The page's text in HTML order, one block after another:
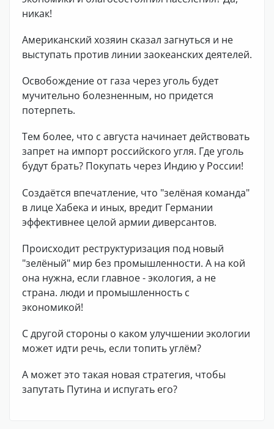
никак!
Американский хозяин сказал загнуться и не
выступать против линии заокеанских деятелей.
Освобождение от газа через уголь будет
мучительно болезненным, но придется
потерпеть.
Тем более, что с августа начинает действовать
запрет на импорт российского угля. Где уголь
будут брать? Покупать через Индию у России!
Создаётся впечатление, что "зелёная команда"
в лице Хабека и иных, вредит Германии
эффективнее целой армии диверсантов.
Происходит реструктуризация под новый
"зелёный" мир без промышленности. А на кой
она нужна, если главное - экология, а не
страна. люди и промышленность с
экономикой!
С другой стороны о каком улучшении экологии
может идти речь, если топить углём?
А может это такая новая стратегия, чтобы
запутать Путина и испугать его?